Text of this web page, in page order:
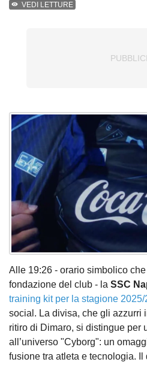
VEDI LETTURE
Alle 19:26 - orario simbolico
fondazione del club - la SSC
training kit per la stagione 2025/
social. La divisa, che gli azzurri
ritiro di Dimaro, si distingue per
all’universo "Cyborg": un
fusione tra atleta e tecnologia. Il